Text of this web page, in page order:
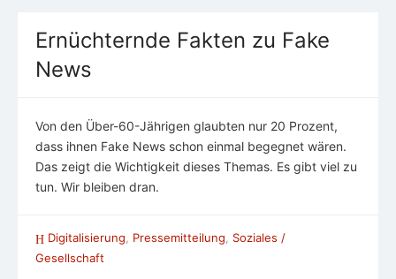
Ernüchternde Fakten zu Fake
News
Von den Über-60-Jährigen glaubten nur 20 Prozent,
dass ihnen Fake News schon einmal begegnet wären.
Das zeigt die Wichtigkeit dieses Themas. Es gibt viel zu
tun. Wir bleiben dran.
Digitalisierung Pressemitteilung
Soziales /
Gesellschaft